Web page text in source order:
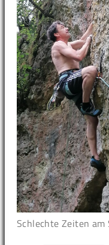
Schlechte Zeiten